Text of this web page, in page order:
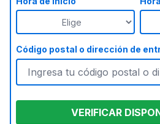
Código postal o dirección de
VERIFICAR